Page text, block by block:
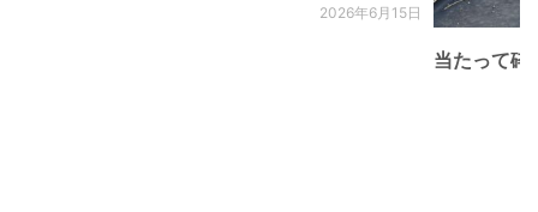
2026年6月15日
当たって砕